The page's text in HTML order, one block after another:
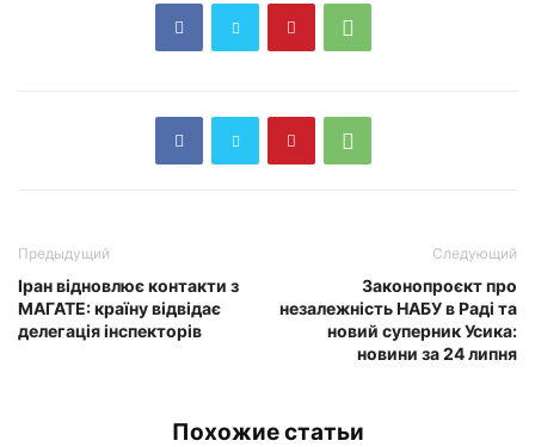
Предыдущий
Іран відновлює контакти з
МАГАТЕ: країну відвідає
делегація інспекторів
Следующий
Законопроєкт про
незалежність НАБУ в Раді та
новий суперник Усика:
новини за 24 липня
Похожие статьи